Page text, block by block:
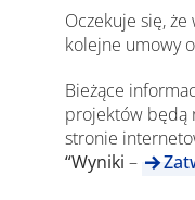
Oczekuje się,
kolejne umowy
Bieżące
projektów będą
stronie
“Wyniki –